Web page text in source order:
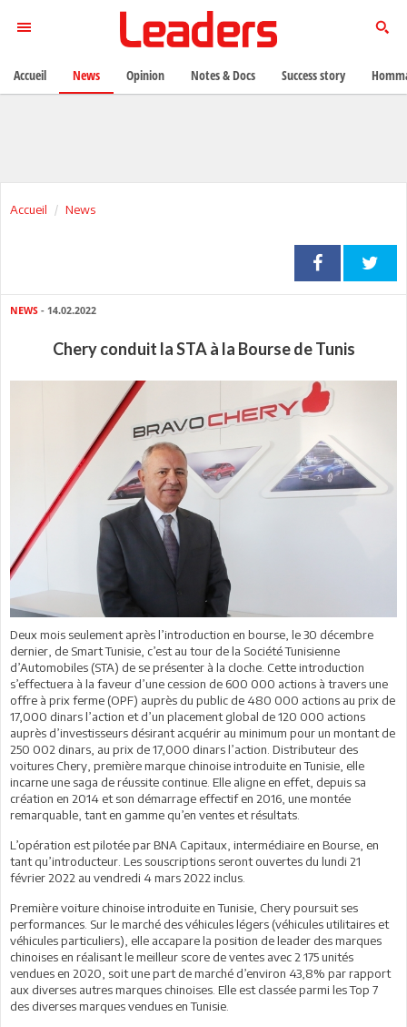
Accueil News
NEWS - 14.02.2022
Chery conduit la STA à la Bourse de Tunis
Deux mois seulement après l’introduction en bourse, le 30 décembre
dernier, de Smart Tunisie, c’est au tour de la Société Tunisienne
d’Automobiles (STA) de se présenter à la cloche. Cette introduction
s’effectuera à la faveur d’une cession de 600 000 actions à travers une
offre à prix ferme (OPF) auprès du public de 480 000 actions au prix de
17,000 dinars l’action et d’un placement global de 120 000 actions
auprès d’investisseurs désirant acquérir au minimum pour un montant de
250 002 dinars, au prix de 17,000 dinars l’action. Distributeur des
voitures Chery, première marque chinoise introduite en Tunisie, elle
incarne une saga de réussite continue. Elle aligne en effet, depuis sa
création en 2014 et son démarrage effectif en 2016, une montée
remarquable, tant en gamme qu’en ventes et résultats.
L’opération est pilotée par BNA Capitaux, intermédiaire en Bourse, en
tant qu’introducteur. Les souscriptions seront ouvertes du lundi 21
février 2022 au vendredi 4 mars 2022 inclus.
Première voiture chinoise introduite en Tunisie, Chery poursuit ses
performances. Sur le marché des véhicules légers (véhicules utilitaires et
véhicules particuliers), elle accapare la position de leader des marques
chinoises en réalisant le meilleur score de ventes avec 2 175 unités
vendues en 2020, soit une part de marché d’environ 43,8% par rapport
aux diverses autres marques chinoises. Elle est classée parmi les Top 7
des diverses marques vendues en Tunisie.
Accueil News Opinion Notes & Docs Success story